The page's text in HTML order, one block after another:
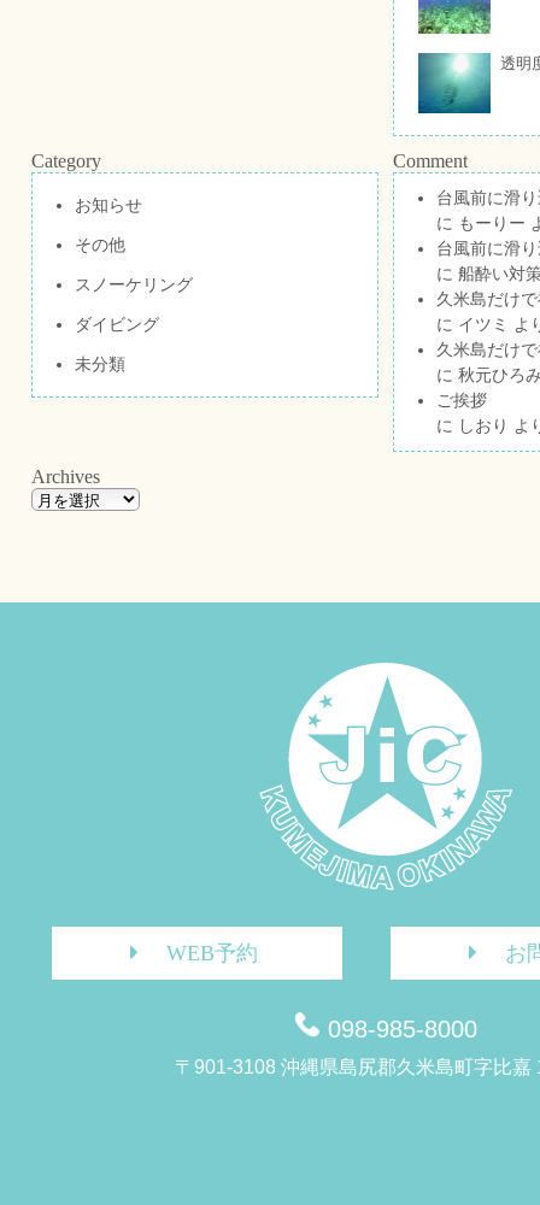
透明
Category
お知らせ
その他
スノーケリング
ダイビング
未分類
Comment
台風前に滑
に もーりー
台風前に滑
に 船酔い対
久米島だけ
に イツミ よ
久米島だけ
に 秋元ひろ
ご挨拶
に しおり よ
Archives
WEB予約 お
098-985-8000
〒901-3108 沖縄県島尻郡久米島町字比嘉